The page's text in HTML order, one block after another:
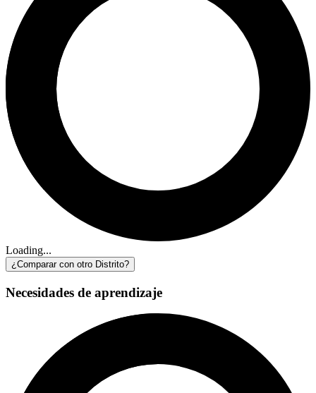
Loading...
¿Comparar con otro Distrito?
Necesidades de aprendizaje